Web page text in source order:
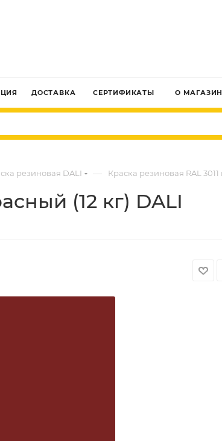
ДОСТАВКА СЕРТИФИКАТЫ О
резиновая DALI — Краска резиновая RAL 3011
(12 кг) DALI